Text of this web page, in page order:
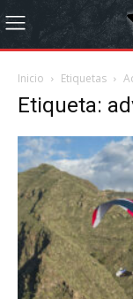
Inicio Etiquetas
Etiqueta: